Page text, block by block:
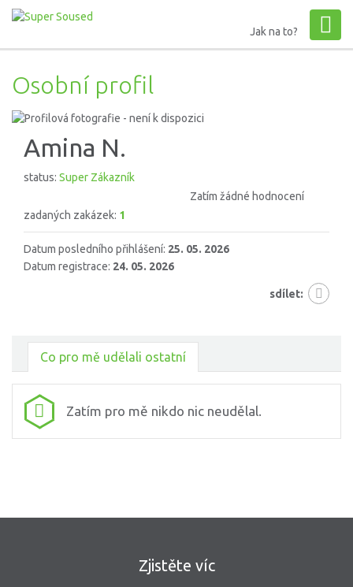
Jak na to?
Osobní profil
Amina N.
status: Super Zákazník
Zatím žádné hodnocení
zadaných zakázek: 1
Datum posledního přihlášení: 25. 05. 2026
Datum registrace: 24. 05. 2026
sdílet:
Co pro mě udělali ostatní
Zatím pro mě nikdo nic neudělal.
Zjistěte víc